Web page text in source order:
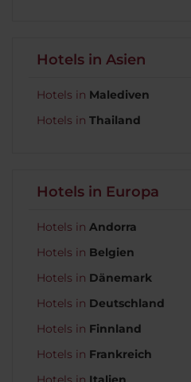
Hotels in Asien
Hotels in Malediven
Hotels in Thailand
Hotels in Europa
Hotels in Andorra
Hotels in Belgien
Hotels in Dänemark
Hotels in Deutschland
Hotels in Finnland
Hotels in Frankreich